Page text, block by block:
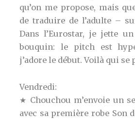
qu’on me propose, mais
de traduire de l’adulte –
Dans l’Eurostar, je jette
bouquin: le pitch est
j’adore le début. Voilà qui se
Vendredi:
★ Chouchou m’envoie un
avec sa première robe Son